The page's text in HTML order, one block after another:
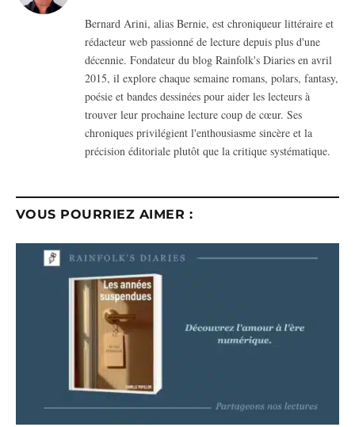
Bernard Arini, alias Bernie, est chroniqueur littéraire et
rédacteur web passionné de lecture depuis plus d'une
décennie. Fondateur du blog Rainfolk's Diaries en avril
2015, il explore chaque semaine romans, polars, fantasy,
poésie et bandes dessinées pour aider les lecteurs à
trouver leur prochaine lecture coup de cœur. Ses
chroniques privilégient l'enthousiasme sincère et la
précision éditoriale plutôt que la critique systématique.
VOUS POURRIEZ AIMER :